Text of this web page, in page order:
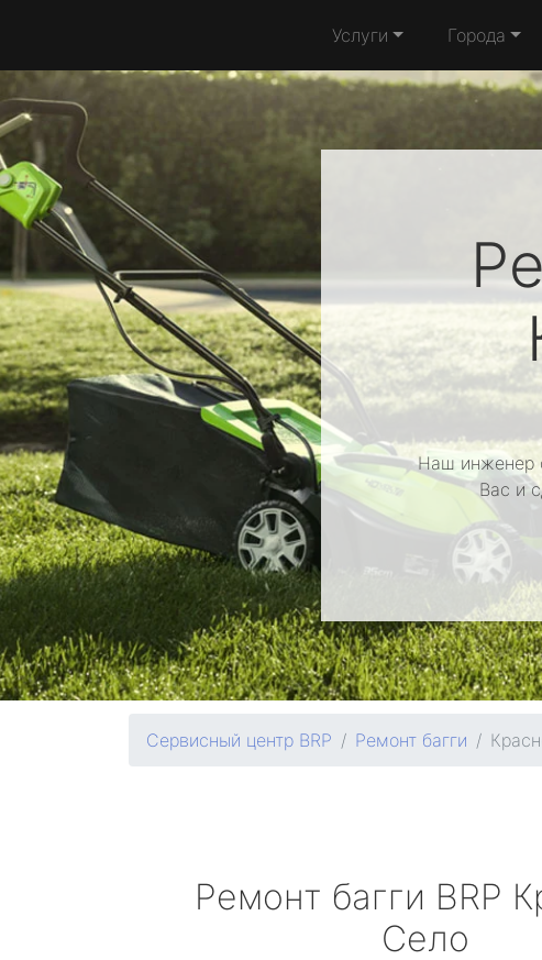
Услуги Города
Наш инженер
Вас и
Сервисный центр BRP Ремонт багги
Ремонт багги BRP
Село